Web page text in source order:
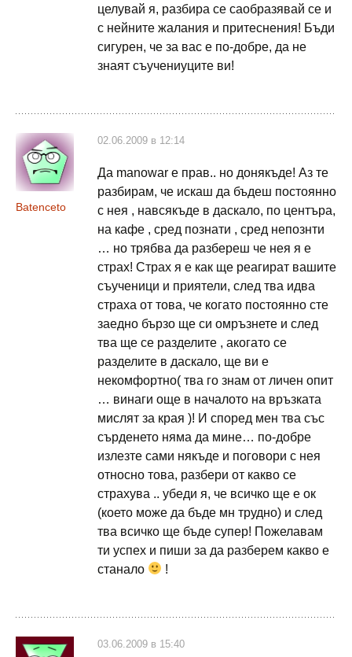
целувай я, разбира се саобразявай се и
с нейните жалания и притеснения! Бъди
сигурен, че за вас е по-добре, да не
знаят съучениуците ви!
Batenceto
02.06.2009 в 12:14
Да manowar е прав.. но донякъде! Аз те
разбирам, че искаш да бъдеш постоянно
с нея , навсякъде в даскало, по центъра,
на кафе , сред познати , сред непознти
… но трябва да разбереш че нея я е
страх! Страх я е как ще реагират вашите
съученици и приятели, след тва идва
страха от това, че когато постоянно сте
заедно бързо ще си омръзнете и след
тва ще се разделите , акогато се
разделите в даскало, ще ви е
некомфортно( тва го знам от личен опит
… винаги още в началото на връзката
мислят за края )! И според мен тва със
сърденето няма да мине… по-добре
излезте сами някъде и поговори с нея
относно това, разбери от какво се
страхува .. убеди я, че всичко ще е ок
(което може да бъде мн трудно) и след
тва всичко ще бъде супер! Пожелавам
ти успех и пиши за да разберем какво е
станало
!
03.06.2009 в 15:40